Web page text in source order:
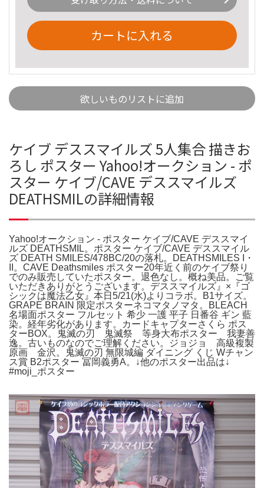
カートに入れる
欲しいものリストに追加
ケイブ デススマイルズ 5人集合 描きお
ろし ポスター Yahoo!オークション - ポ
スター ケイブ/CAVE デススマイルズ
DEATHSMILの詳細情報
Yahoo!オークション - ポスター ケイブ/CAVE デススマイ
ルズ DEATHSMIL。ポスター ケイブ/CAVE デススマイル
ズ DEATH SMILES/478BC/20の落札。DEATHSMILES I・
II。CAVE Deathsmiles ポスター20年近く前のケイブ祭り
でのみ販売していたポスター。退色なし。概ね美品。ご覧
いただきありがとうございます。デススマイルズ』×『ゴ
シックは魔法乙女』本日5/21(水)よりコラボ。B1サイズ。
GRAPE BRAIN 限定ポスターネコマタノマタ。BLEACH
名場面ポスター フルセット 希少 一護 平子 日番谷 ギン 藍
染。経年劣化があります。カードキャプターさくら ポス
ターBOX。鬼滅の刃 鬼滅祭 等身大布ポスター 我妻善
逸。古いものなのでご理解ください。ジョジョ 高級複製
原画 金沢。鬼滅の刃 無限城編 ダイニング くじ Wチャン
ス賞 B2ポスター 冨岡義勇A。↓他のポスター出品は↓
#moji_ポスター